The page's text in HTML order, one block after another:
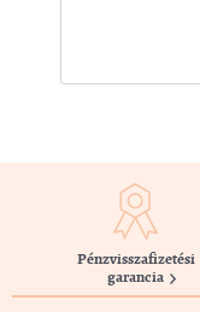
Pénzvisszafizetési
garancia